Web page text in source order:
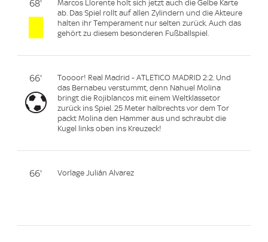
68'
Marcos Llorente holt sich jetzt auch die Gelbe Karte
ab. Das Spiel rollt auf allen Zylindern und die Akteure
halten ihr Temperament nur selten zurück. Auch das
gehört zu diesem besonderen Fußballspiel.
66'
Toooor! Real Madrid - ATLETICO MADRID 2:2. Und
das Bernabeu verstummt, denn Nahuel Molina
bringt die Rojiblancos mit einem Weltklassetor
zurück ins Spiel. 25 Meter halbrechts vor dem Tor
packt Molina den Hammer aus und schraubt die
Kugel links oben ins Kreuzeck!
66' Vorlage Julián Alvarez